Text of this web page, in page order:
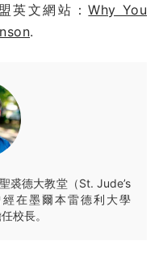
英文網站：Why You
.
裘德大教堂（St. Jude’s
在墨爾本雷德利大學
校長。